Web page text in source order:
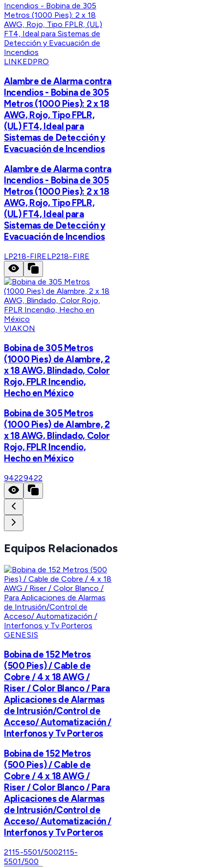
LINKEDPRO
Alambre de Alarma contra
Incendios - Bobina de 305
Metros (1000 Pies): 2 x 18
AWG, Rojo, Tipo FPLR,
(UL) FT4, Ideal para
Sistemas de Detección y
Evacuación de Incendios
Alambre de Alarma contra
Incendios - Bobina de 305
Metros (1000 Pies): 2 x 18
AWG, Rojo, Tipo FPLR,
(UL) FT4, Ideal para
Sistemas de Detección y
Evacuación de Incendios
LP218-FIRELP218-FIRE
VIAKON
Bobina de 305 Metros
(1000 Pies) de Alambre, 2
x 18 AWG, Blindado, Color
Rojo, FPLR Incendio,
Hecho en México
Bobina de 305 Metros
(1000 Pies) de Alambre, 2
x 18 AWG, Blindado, Color
Rojo, FPLR Incendio,
Hecho en México
94229422
Equipos Relacionados
GENESIS
Bobina de 152 Metros
(500 Pies) / Cable de
Cobre / 4 x 18 AWG /
Riser / Color Blanco / Para
Aplicaciones de Alarmas
de Intrusión/Control de
Acceso/ Automatización /
Interfonos y Tv Porteros
Bobina de 152 Metros
(500 Pies) / Cable de
Cobre / 4 x 18 AWG /
Riser / Color Blanco / Para
Aplicaciones de Alarmas
de Intrusión/Control de
Acceso/ Automatización /
Interfonos y Tv Porteros
2115-5501/5002115-
5501/500